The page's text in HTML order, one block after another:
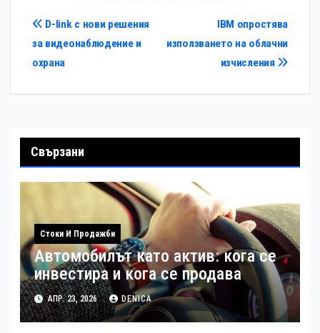
Навигация
IBM опростява
използването на облачни
изчисления
D-link с нови решения
за видеонаблюдение и
охрана
Свързани
Стоки И Продажби
Автомобилът като актив: кога се
инвестира и кога се продава
АПР. 23, 2026 DENICA